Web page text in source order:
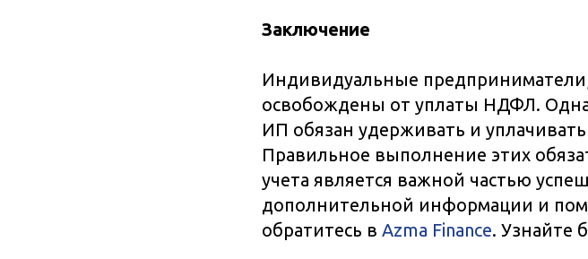
Заключение
Индивидуальные
освобождены от уплаты НДФЛ.
ИП обязан удерживать и
Правильное выполнение этих
учета является важной частью
дополнительной информации и
обратитесь в Azma Finance. Узнайте